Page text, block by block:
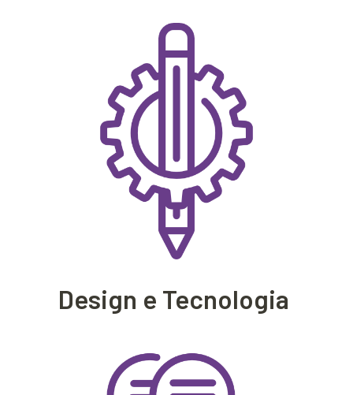
Design e Tecnologia